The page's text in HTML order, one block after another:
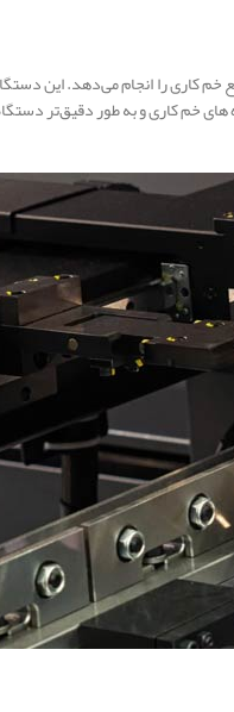
و سریع خم کاری را انجام